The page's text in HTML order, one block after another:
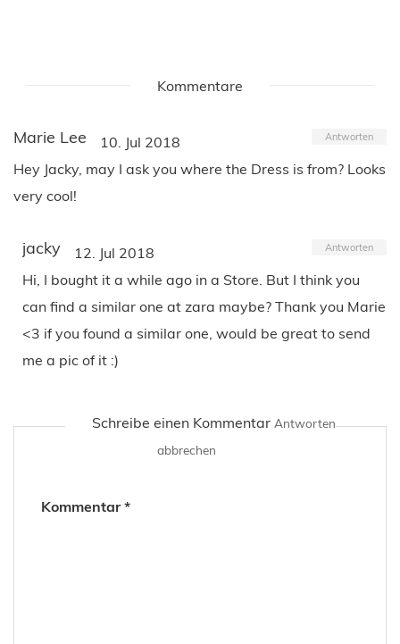
Kommentare
Marie Lee 10. Jul 2018 Antworten
Hey Jacky, may I ask you where the Dress is from? Looks
very cool!
jacky 12. Jul 2018 Antworten
Hi, I bought it a while ago in a Store. But I think you
can find a similar one at zara maybe? Thank you Marie
<3 if you found a similar one, would be great to send
me a pic of it :)
Schreibe einen Kommentar Antworten
abbrechen
Kommentar*